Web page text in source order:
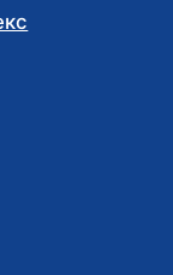
зонами
костровой зоной
плавательного